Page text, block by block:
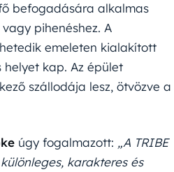
befogadására alkalmas
pihenéshez. A
emeleten kialakított
kap. Az épület
szállodája lesz, ötvözve a
úgy fogalmazott: „A TRIBE
karakteres és